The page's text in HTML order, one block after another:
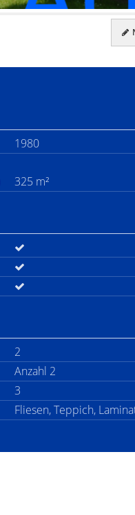
1980
325 m²
2
Anzahl 2
3
Fliesen, Teppich,